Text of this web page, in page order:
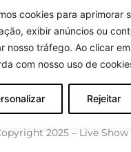
cookies para aprimorar
exibir anúncios ou
nosso tráfego. Ao clicar
com nosso uso de
Rejeitar
Live Shows
Fale Conosco
Política de privacidade
2025 – Live